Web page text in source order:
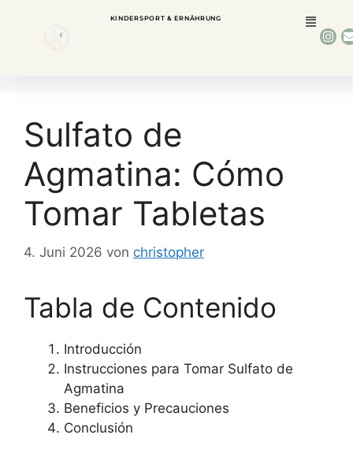
KINDERSPORT & ERNÄHRUNG
Sulfato de
Agmatina: Cómo
Tomar Tabletas
4. Juni 2026 von christopher
Tabla de Contenido
Introducción
Instrucciones para Tomar Sulfato de
Agmatina
Beneficios y Precauciones
Conclusión